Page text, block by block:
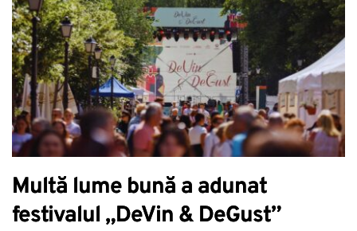
Multă lume bună a adunat
festivalul „DeVin & DeGust”